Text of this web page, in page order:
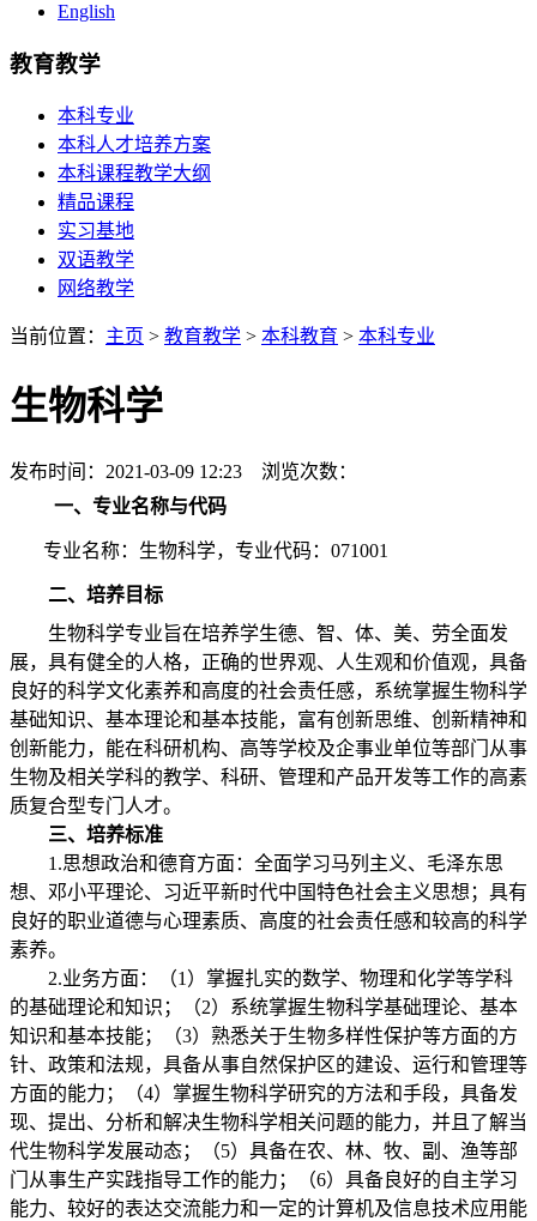
English
教育教学
本科专业
本科人才培养方案
本科课程教学大纲
精品课程
实习基地
双语教学
网络教学
当前位置： 主页 > 教育教学 > 本科教育 > 本科专业
生物科学
发布时间：2021-03-09 12:23 浏览次数：
一、专业名称与代码
专业名称：生物科学，专业代码：071001
二、培养目标
生物科学专业旨在培养学生德、智、体、美、劳全面发
展，具有健全的人格，正确的世界观、人生观和价值观，具备
良好的科学文化素养和高度的社会责任感，系统掌握生物科学
基础知识、基本理论和基本技能，富有创新思维、创新精神和
创新能力，能在科研机构、高等学校及企事业单位等部门从事
生物及相关学科的教学、科研、管理和产品开发等工作的高素
质复合型专门人才。
三、培养标准
1.思想政治和德育方面：全面学习马列主义、毛泽东思
想、邓小平理论、习近平新时代中国特色社会主义思想；具有
良好的职业道德与心理素质、高度的社会责任感和较高的科学
素养。
2.业务方面：（1）掌握扎实的数学、物理和化学等学科
的基础理论和知识；（2）系统掌握生物科学基础理论、基本
知识和基本技能；（3）熟悉关于生物多样性保护等方面的方
针、政策和法规，具备从事自然保护区的建设、运行和管理等
方面的能力；（4）掌握生物科学研究的方法和手段，具备发
现、提出、分析和解决生物科学相关问题的能力，并且了解当
代生物科学发展动态；（5）具备在农、林、牧、副、渔等部
门从事生产实践指导工作的能力；（6）具备良好的自主学习
能力、较好的表达交流能力和一定的计算机及信息技术应用能